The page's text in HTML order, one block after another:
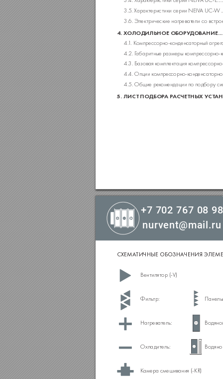
3.5. Характеристики серии NEIVA UC-W
3.6. Электрические нагреватели со
4. ХОЛОДИЛЬНОЕ ОБОРУДОВАНИЕ
4.1. Компрессорно-конденсаторный
4.2. Габаритные размеры компрессорно-к
4.3. Базовая комплектация компресс
4.4. Опции компрессорно-конденсат
4.5. Общие рекомендации по подбору
5. ЛИСТ ПОДБОРА РАСЧЕТНЫХ УСТ
СХЕМАТИЧНЫЕ ОБОЗНАЧЕНИЯ
Вентилятор (-V)
Фильтр:
Нагреватель:
Охладитель:
Камера смешивания (-KR)
Панель
+7 702 767 08 98
nurvent@mail.ru